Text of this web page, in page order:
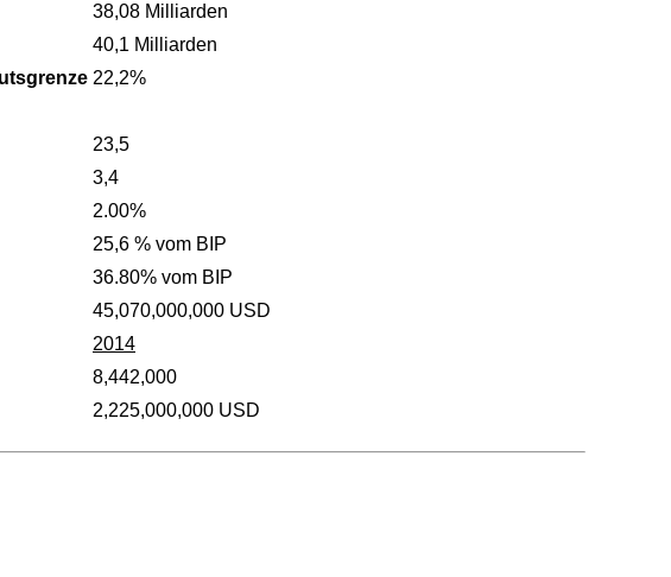
38,08 Milliarden
40,1 Milliarden
22,2%
23,5
3,4
2.00%
25,6 % vom BIP
36.80% vom BIP
45,070,000,000 USD
2014
8,442,000
2,225,000,000 USD